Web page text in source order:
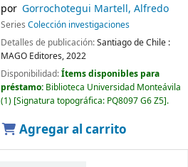
por Gorrochotegui Martell, Alfredo
Series Colección investigaciones
Detalles de publicación:Santiago de Chile :
MAGO Editores,2022
Disponibilidad:Ítems disponibles para
préstamo: Biblioteca Universidad Monteávila
(1) Signatura topográfica: PQ8097 G6 Z5 .
Agregar al carrito